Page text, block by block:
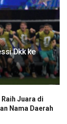
Dkk ke
Juara di
Nama Daerah